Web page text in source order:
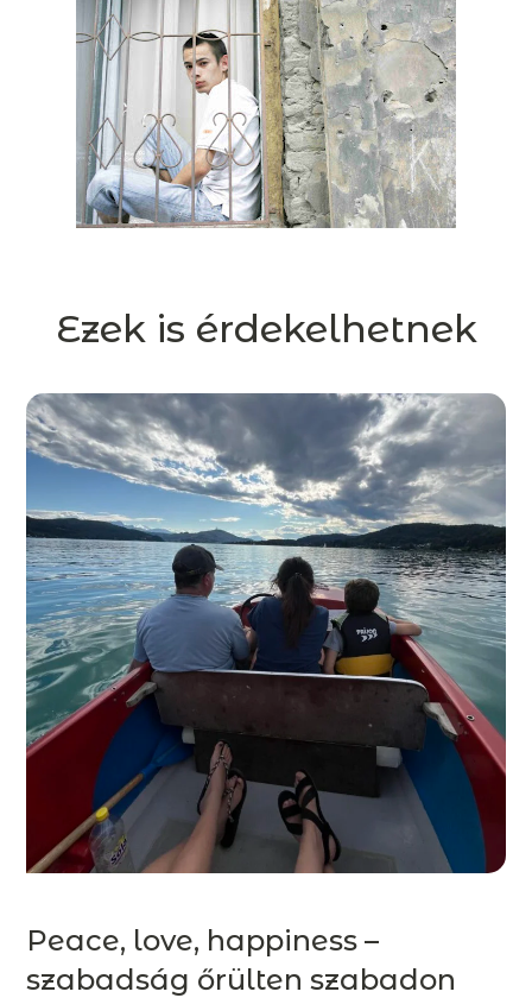
Ezek is érdekelhetnek
Peace, love, happiness –
szabadság őrülten szabadon